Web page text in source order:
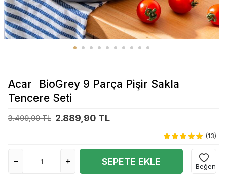
Acar - BioGrey 9 Parça Pişir Sakla
Tencere Seti
3.499,90 TL 2.889,90 TL
(13)
SEPETE EKLE Beğen